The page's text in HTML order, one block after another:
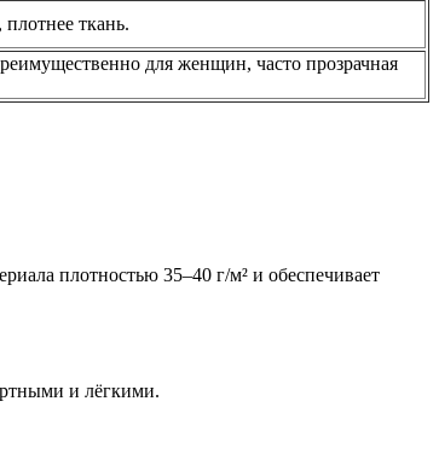
ткань.
для женщин, часто прозрачная
плотностью 35–40 г/м² и обеспечивает
и лёгкими.